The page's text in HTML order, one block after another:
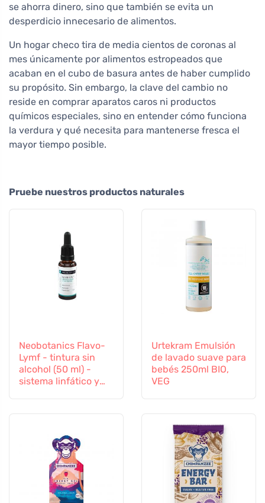
se ahorra dinero, sino que también se evita un
desperdicio innecesario de alimentos.
Un hogar checo tira de media cientos de coronas al
mes únicamente por alimentos estropeados que
acaban en el cubo de basura antes de haber cumplido
su propósito. Sin embargo, la clave del cambio no
reside en comprar aparatos caros ni productos
químicos especiales, sino en entender cómo funciona
la verdura y qué necesita para mantenerse fresca el
mayor tiempo posible.
Pruebe nuestros productos naturales
Neobotanics Flavo-
Lymf - tintura sin
alcohol (50 ml) -
sistema linfático y
Urtekram Emulsión
de lavado suave para
bebés 250ml BIO,
VEG